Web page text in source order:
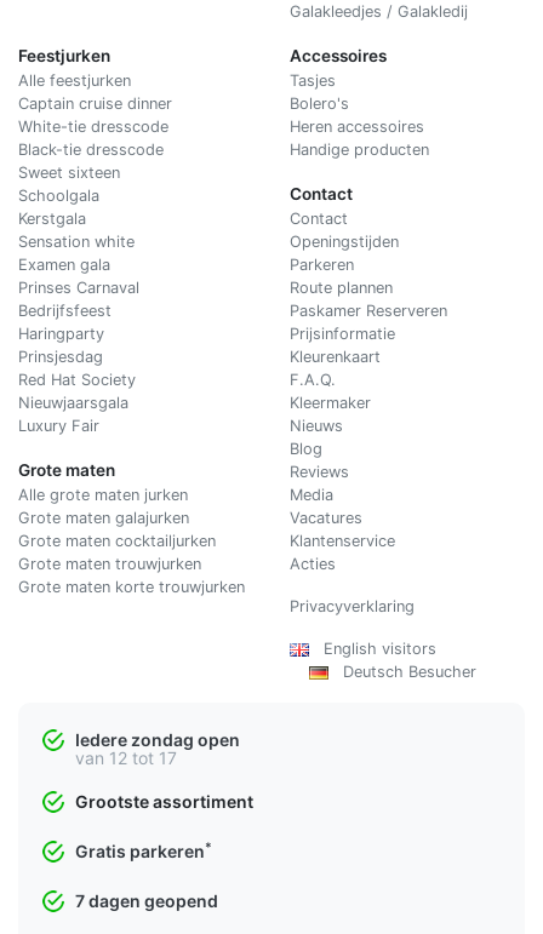
Galakleedjes / Galakledij
Feestjurken
Alle feestjurken
Captain cruise dinner
White-tie dresscode
Black-tie dresscode
Sweet sixteen
Schoolgala
Kerstgala
Sensation white
Examen gala
Prinses Carnaval
Bedrijfsfeest
Haringparty
Prinsjesdag
Red Hat Society
Nieuwjaarsgala
Luxury Fair
Grote maten
Alle grote maten jurken
Grote maten galajurken
Grote maten cocktailjurken
Grote maten trouwjurken
Grote maten korte trouwjurken
Accessoires
Tasjes
Bolero's
Heren accessoires
Handige producten
Contact
Contact
Openingstijden
Parkeren
Route plannen
Paskamer Reserveren
Prijsinformatie
Kleurenkaart
F.A.Q.
Kleermaker
Nieuws
Blog
Reviews
Media
Vacatures
Klantenservice
Acties
Privacyverklaring
English visitors
Deutsch Besucher
Iedere zondag open
van 12 tot 17
Grootste assortiment
Gratis parkeren*
7 dagen geopend